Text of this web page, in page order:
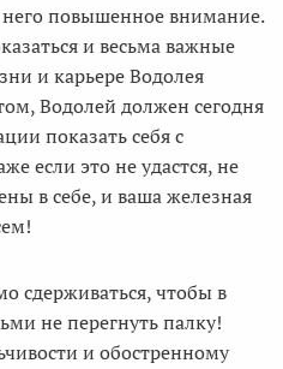
него повышенное внимание.
и весьма важные
и карьере Водолея
Водолей должен сегодня
показать себя с
если это не удастся, не
в себе, и ваша железная
сдерживаться, чтобы в
не перегнуть палку!
и обостренному